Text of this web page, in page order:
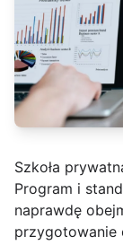
Szkoła
Program i
naprawdę
przygotowanie